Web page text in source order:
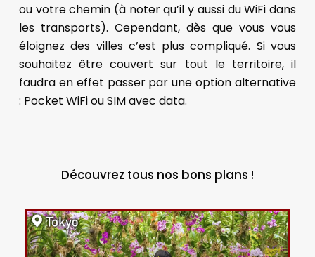
ou votre chemin (à noter qu’il y aussi du WiFi dans
les transports). Cependant, dès que vous vous
éloignez des villes c’est plus compliqué. Si vous
souhaitez être couvert sur tout le territoire, il
faudra en effet passer par une option alternative
: Pocket WiFi ou SIM avec data.
Découvrez tous nos bons plans !